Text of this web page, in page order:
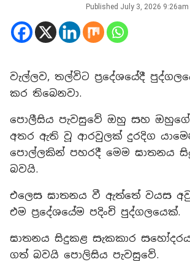
Published July 3, 2026 9:26am
වැල්ලව, තල්විට ප්‍රදේශයේදී
කර තිබෙනවා.
පොලීසිය පැවසුවේ ඔහු සහ
අතර ඇති වූ ආරවුලක් දුරදිග
පොල්ලකින් පහරදී මෙම ඝාතනය
බවයි.
එලෙස ඝාතනය වී ඇත්තේ වයස
එම ප්‍රදේශයේම පදිංචි පුද්ගලයෙක්.
ඝාතනය සිදුකළ සැකකාර
ගත් බවයි පොලිසිය පැවසුවේ.